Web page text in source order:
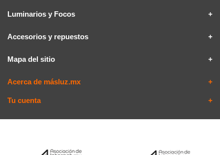
Luminarios y Focos
Accesorios y repuestos
Mapa del sitio
Acerca de másluz.mx
Tu cuenta